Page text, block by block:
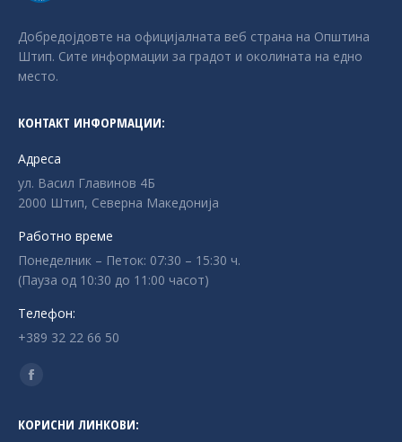
Добредојдовте на официјалната веб страна на Општина
Штип. Сите информации за градот и околината на едно
место.
КОНТАКТ ИНФОРМАЦИИ:
Адреса
ул. Васил Главинов 4Б
2000 Штип, Северна Македонија
Работно време
Понеделник – Петок: 07:30 – 15:30 ч.
(Пауза од 10:30 до 11:00 часот)
Телефон:
+389 32 22 66 50
Find us on:
Facebook
opens
КОРИСНИ ЛИНКОВИ: